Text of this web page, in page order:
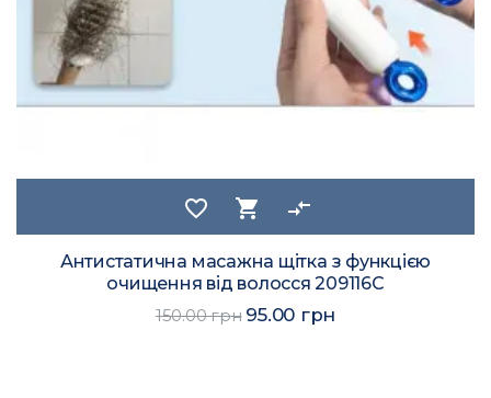
favorite_border shopping_cart compare_arrows
Антистатична масажна щітка з функцією
очищення від волосся 209116C
150.00 грн 95.00 грн